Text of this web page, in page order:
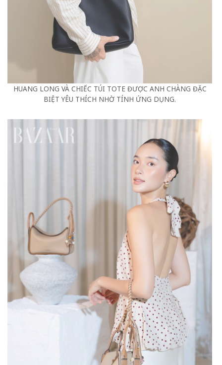
HUANG LONG VÀ CHIẾC TÚI TOTE ĐƯỢC ANH CHÀNG ĐẶC
BIỆT YÊU THÍCH NHỜ TÍNH ỨNG DỤNG.